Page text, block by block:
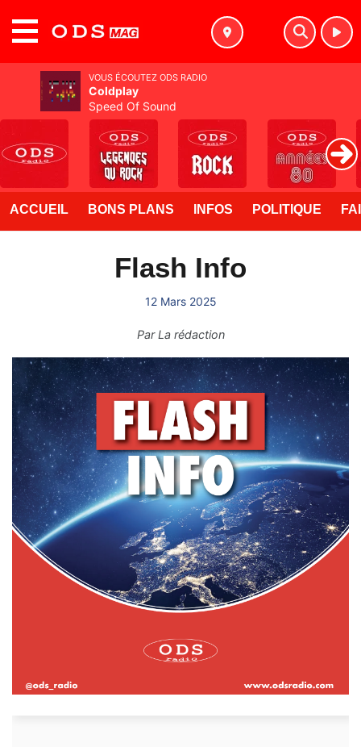
ACCUEIL BONS PLANS INFOS POLITIQUE
Flash Info
12 Mars 2025
ParLa rédaction
VOUS ÉCOUTEZ ODS RADIO
Coldplay
Speed Of Sound